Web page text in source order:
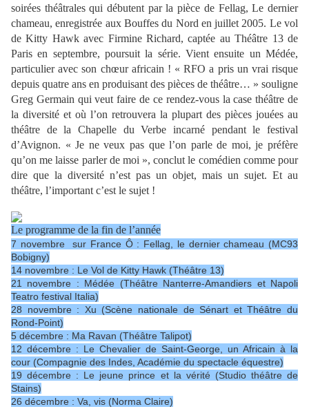
soirées théâtrales qui débutent par la pièce de Fellag, Le dernier
chameau, enregistrée aux Bouffes du Nord en juillet 2005. Le vol
de Kitty Hawk avec Firmine Richard, captée au Théâtre 13 de
Paris en septembre, poursuit la série. Vient ensuite un Médée,
particulier avec son chœur africain ! « RFO a pris un vrai risque
depuis quatre ans en produisant des pièces de théâtre… » souligne
Greg Germain qui veut faire de ce rendez-vous la case théâtre de
la diversité et où l’on retrouvera la plupart des pièces jouées au
théâtre de la Chapelle du Verbe incarné pendant le festival
d’Avignon. « Je ne veux pas que l’on parle de moi, je préfère
qu’on me laisse parler de moi », conclut le comédien comme pour
dire que la diversité n’est pas un objet, mais un sujet. Et au
théâtre, l’important c’est le sujet !
Le programme de la fin de l’année
7 novembre sur France Ô : Fellag, le dernier chameau (MC93
Bobigny)
14 novembre : Le Vol de Kitty Hawk (Théâtre 13)
21 novembre : Médée (Théâtre Nanterre-Amandiers et Napoli
Teatro festival Italia)
28 novembre : Xu (Scène nationale de Sénart et Théâtre du
Rond-Point)
5 décembre : Ma Ravan (Théâtre Talipot)
12 décembre : Le Chevalier de Saint-George, un Africain à la
cour (Compagnie des Indes, Académie du spectacle équestre)
19 décembre : Le jeune prince et la vérité (Studio théâtre de
Stains)
26 décembre : Va, vis (Norma Claire)